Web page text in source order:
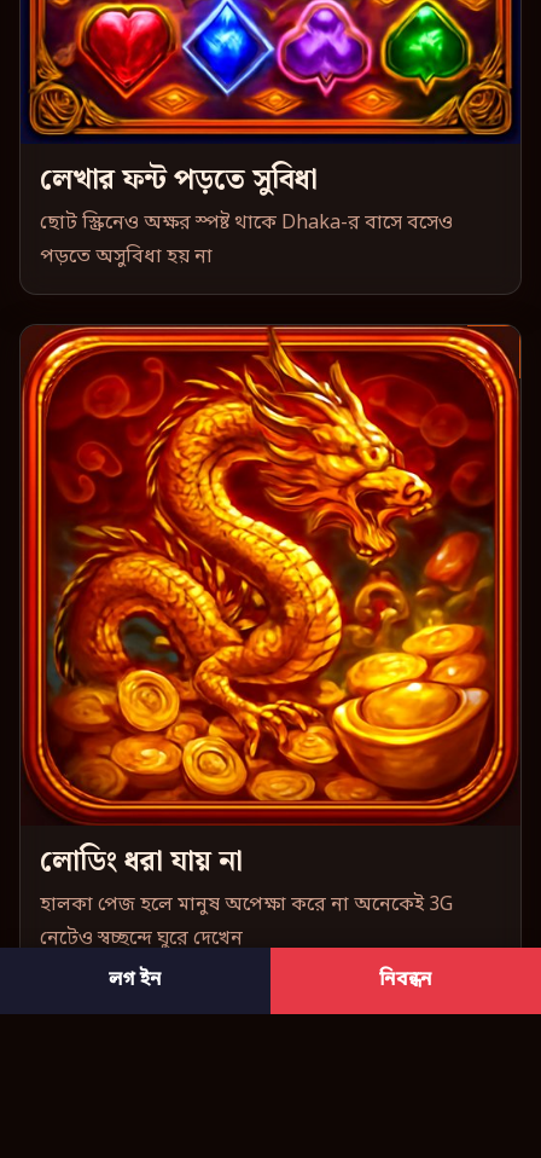
লেখার ফন্ট পড়তে সুবিধা
ছোট স্ক্রিনেও অক্ষর স্পষ্ট থাকে Dhaka-র বাসে বসেও
পড়তে অসুবিধা হয় না
লোডিং ধরা যায় না
হালকা পেজ হলে মানুষ অপেক্ষা করে না অনেকেই 3G
নেটেও স্বচ্ছন্দে ঘুরে দেখেন
লগ ইন নিবন্ধন